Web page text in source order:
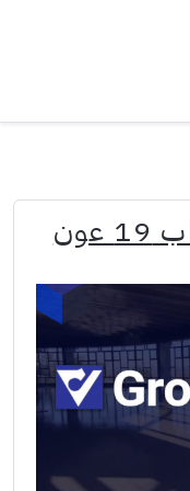
مجموعة قوسال: انتداب 19 عون